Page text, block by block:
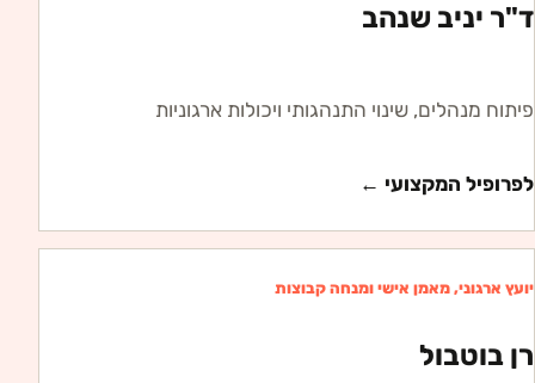
ד"ר יניב שנהב
פיתוח מנהלים, שינוי התנהגותי ויכולות ארגוניות
לפרופיל המקצועי ←
יועץ ארגוני, מאמן אישי ומנחה קבוצות
רן בוטבול